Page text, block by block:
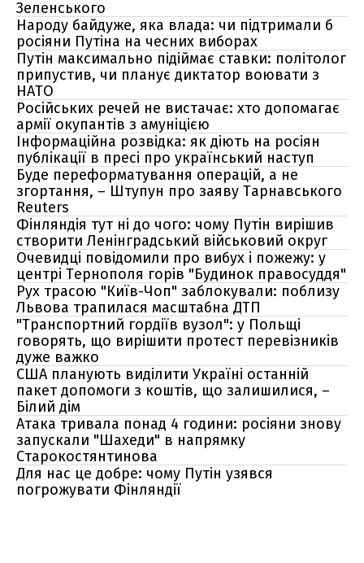
Зеленського
Народу байдуже, яка влада: чи підтримали б
росіяни Путіна на чесних виборах
Путін максимально підіймає ставки: політолог
припустив, чи планує диктатор воювати з
НАТО
Російських речей не вистачає: хто допомагає
армії окупантів з амуніцією
Інформаційна розвідка: як діють на росіян
публікації в пресі про український наступ
Буде переформатування операцій, а не
згортання, – Штупун про заяву Тарнавського
Reuters
Фінляндія тут ні до чого: чому Путін вирішив
створити Ленінградський військовий округ
Очевидці повідомили про вибух і пожежу: у
центрі Тернополя горів "Будинок правосуддя"
Рух трасою "Київ-Чоп" заблокували: поблизу
Львова трапилася масштабна ДТП
"Транспортний гордіїв вузол": у Польщі
говорять, що вирішити протест перевізників
дуже важко
США планують виділити Україні останній
пакет допомоги з коштів, що залишилися, –
Білий дім
Атака тривала понад 4 години: росіяни знову
запускали "Шахеди" в напрямку
Старокостянтинова
Для нас це добре: чому Путін узявся
погрожувати Фінляндії